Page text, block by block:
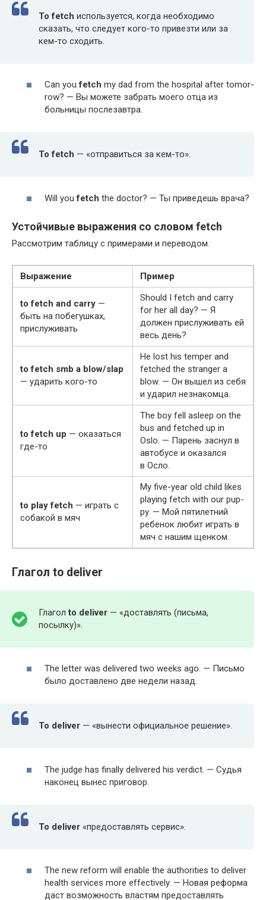
To fetch используется, когда необходимо
сказать, что следует кого-то привезти или за
кем-то сходить.
Can youfetch my dad from the hos­pi­tal after tomor­
row? — Вы можете забрать моего отца из
больницы послезавтра.
To fetch — «отправиться за кем-то».
Will youfetch the doc­tor? — Ты приведешь врача?
Устойчивые выражения со словом fetch
Рассмотрим таблицу с примерами и переводом.
Выражение Пример
to fetch and car­ry —
быть на побегушках,
прислуживать
Should I fetch and car­ry
for her all day? — Я
должен прислуживать ей
весь день?
to fetch smb a blow/slap
— ударить кого-то
He lost his tem­per and
fetched the stranger a
blow. — Он вышел из себя
и ударил незнакомца.
to fetch up — оказаться
где-то
The boy fell asleep on the
bus and fetched up in
Oslo. — Парень заснул в
автобусе и оказался
в Осло.
to play fetch — играть с
собакой в мяч
My five-year old child likes
play­ing fetch with our pup­
py. — Мой пятилетний
ребенок любит играть в
мяч с нашим щенком.
Глагол to deliver
Глаголto deliv­er — «доставлять (письма,
посылку)».
The let­ter was deliv­ered two weeks ago. — Письмо
было доставлено две недели назад.
To deliv­er — «вынести официальное решение».
The judge has final­ly deliv­ered his ver­dict. — Судья
наконец вынес приговор.
To deliv­er «предоставлять сервис».
The new reform will enable the author­i­ties to deliv­er
health ser­vices more effec­tive­ly. — Новая реформа
даст возможность властям предоставлять